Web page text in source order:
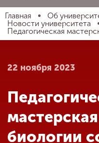
Главная
Абитуриенту
Главная
Об
Новости университета
Педагогическая
22 ноября 2023
биологии